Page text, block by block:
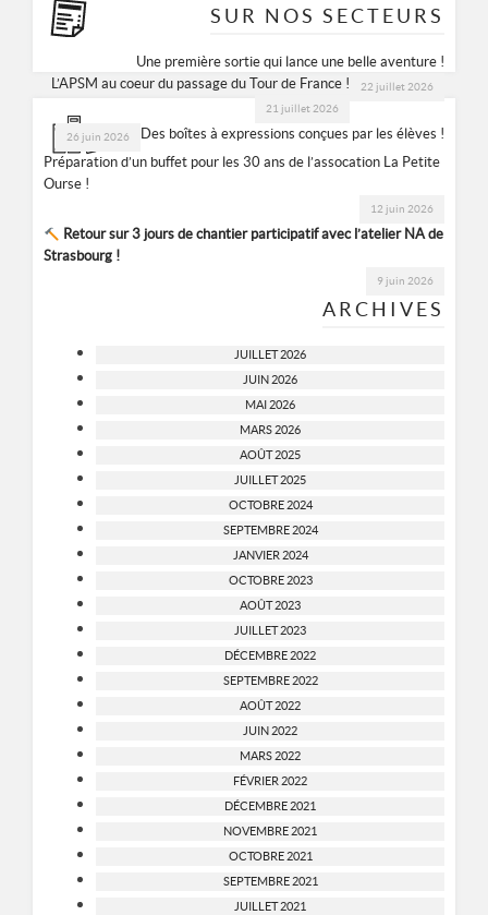
SUR NOS SECTEURS
Une première sortie qui lance une belle aventure !
22 juillet 2026
L’APSM au coeur du passage du Tour de France !
21 juillet 2026
Des boîtes à expressions conçues par les élèves !
26 juin 2026
Préparation d’un buffet pour les 30 ans de l’assocation La Petite
Ourse !
12 juin 2026
Retour sur 3 jours de chantier participatif avec l’atelier NA de
Strasbourg !
9 juin 2026
ARCHIVES
JUILLET 2026
JUIN 2026
MAI 2026
MARS 2026
AOÛT 2025
JUILLET 2025
OCTOBRE 2024
SEPTEMBRE 2024
JANVIER 2024
OCTOBRE 2023
AOÛT 2023
JUILLET 2023
DÉCEMBRE 2022
SEPTEMBRE 2022
AOÛT 2022
JUIN 2022
MARS 2022
FÉVRIER 2022
DÉCEMBRE 2021
NOVEMBRE 2021
OCTOBRE 2021
SEPTEMBRE 2021
JUILLET 2021